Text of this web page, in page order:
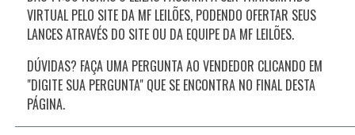
VIRTUAL PELO SITE DA MF LEILÕES, PODENDO OFERTAR SEUS
LANCES ATRAVÉS DO SITE OU DA EQUIPE DA MF LEILÕES.
DÚVIDAS? FAÇA UMA PERGUNTA AO VENDEDOR CLICANDO EM
"DIGITE SUA PERGUNTA" QUE SE ENCONTRA NO FINAL DESTA
PÁGINA.